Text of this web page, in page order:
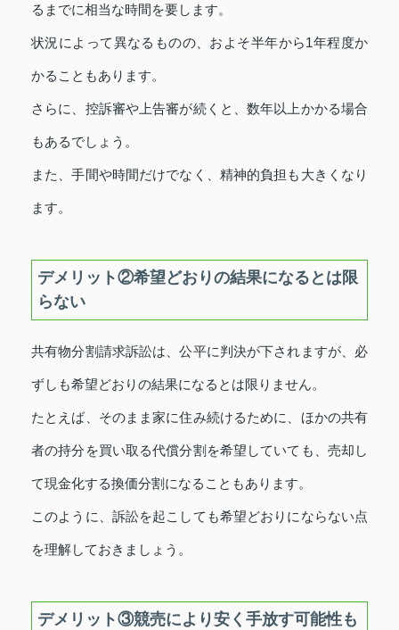
るまでに相当な時間を要します。
状況によって異なるものの、およそ半年から1年程度か
かることもあります。
さらに、控訴審や上告審が続くと、数年以上かかる場合
もあるでしょう。
また、手間や時間だけでなく、精神的負担も大きくなり
ます。
デメリット②希望どおりの結果になるとは限
らない
共有物分割請求訴訟は、公平に判決が下されますが、必
ずしも希望どおりの結果になるとは限りません。
たとえば、そのまま家に住み続けるために、ほかの共有
者の持分を買い取る代償分割を希望していても、売却し
て現金化する換価分割になることもあります。
このように、訴訟を起こしても希望どおりにならない点
を理解しておきましょう。
デメリット③競売により安く手放す可能性も